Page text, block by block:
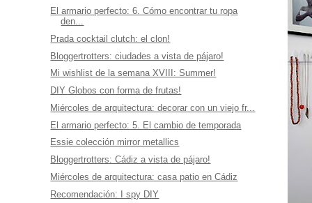
El armario perfecto: 6. Cómo encontrar tu ropa
den...
Prada cocktail clutch: el clon!
Bloggertrotters: ciudades a vista de pájaro!
Mi wishlist de la semana XVIII: Summer!
DIY Globos con forma de frutas!
Miércoles de arquitectura: decorar con un viejo fr...
El armario perfecto: 5. El cambio de temporada
Essie colección mirror metallics
Bloggertrotters: Cádiz a vista de pájaro!
Miércoles de arquitectura: casa patio en Cádiz
Recomendación: I spy DIY